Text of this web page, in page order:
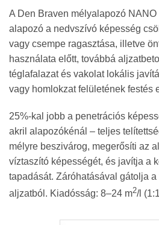
A Den Braven mélyalapozó
alapozó a nedvszívó képesség
vagy csempe ragasztása, illetve
használata előtt, továbbá
téglafalazat és vakolat lokális
vagy homlokzat felületének festés
25%-kal jobb a penetrációs
akril alapozókénál – teljes
mélyre beszivárog, megerősíti az
víztaszító képességét, és javítja a
tapadását. Záróhatásával gátolja
aljzatból. Kiadósság: 8–24 m2/l